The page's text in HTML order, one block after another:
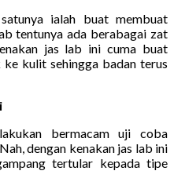
ialah buat membuat
tentunya ada berabagai zat
jas lab ini cuma buat
kulit sehingga badan terus
bermacam uji coba
dengan kenakan jas lab ini
tertular kepada tipe